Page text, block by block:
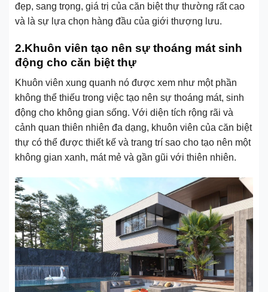
đẹp, sang trọng, giá trị của căn biệt thự thường rất cao
và là sự lựa chọn hàng đầu của giới thượng lưu.
2.Khuôn viên tạo nên sự thoáng mát sinh
động cho căn biệt thự
Khuôn viên xung quanh nó được xem như một phần
không thể thiếu trong việc tạo nên sự thoáng mát, sinh
động cho không gian sống. Với diện tích rộng rãi và
cảnh quan thiên nhiên đa dạng, khuôn viên của căn biệt
thự có thể được thiết kế và trang trí sao cho tạo nên một
không gian xanh, mát mẻ và gần gũi với thiên nhiên.